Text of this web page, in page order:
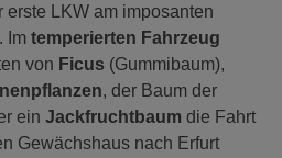
erste LKW am imposanten
Im temperierten Fahrzeug
von Ficus (Gummibaum),
, der Baum der
ein Jackfruchtbaum die Fahrt
Gewächshaus nach Erfurt